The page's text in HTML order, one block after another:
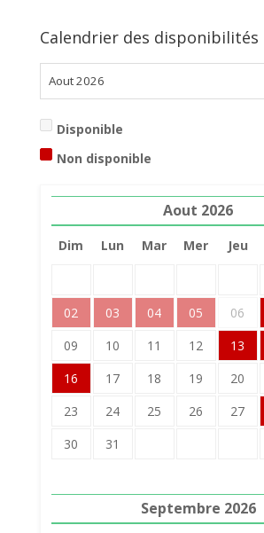
Calendrier des disponibilités
Disponible
Non disponible
Aout 2026
Dim Lun Mar Mer Jeu
02
03 04 05 06
09
10 11 12 13
16
17 18 19 20
23
24 25 26 27
30
31
Septembre 2026